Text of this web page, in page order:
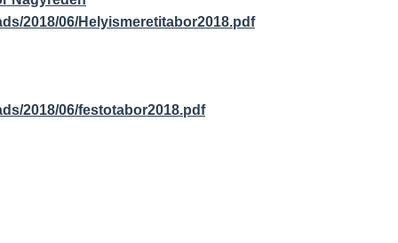
2018/06/Helyismeretitabor2018.pdf
2018/06/festotabor2018.pdf